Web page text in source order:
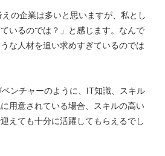
の企業は多いと思いますが、私とし
いるのでは？」と感じます。なんで
な人材を追い求めすぎているのでは
ンチャーのように、IT知識、スキル
用意されている場合、スキルの高い
えても十分に活躍してもらえるでし